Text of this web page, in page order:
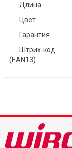
Длина
Цвет
Гарантия
Штрих-код
(EAN13)